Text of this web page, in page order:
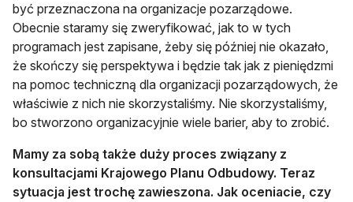
być przeznaczona na organizacje pozarządowe.
Obecnie staramy się zweryfikować, jak to w tych
programach jest zapisane, żeby się później nie okazało,
że skończy się perspektywa i będzie tak jak z pieniędzmi
na pomoc techniczną dla organizacji pozarządowych, że
właściwie z nich nie skorzystaliśmy. Nie skorzystaliśmy,
bo stworzono organizacyjnie wiele barier, aby to zrobić.
Mamy za sobą także duży proces związany z
konsultacjami Krajowego Planu Odbudowy. Teraz
sytuacja jest trochę zawieszona. Jak oceniacie, czy